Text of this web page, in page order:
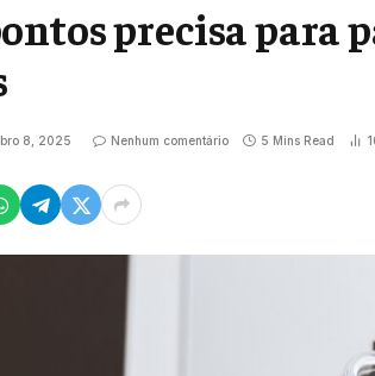
precisa para
8, 2025 Nenhum comentário 5 Mins Read